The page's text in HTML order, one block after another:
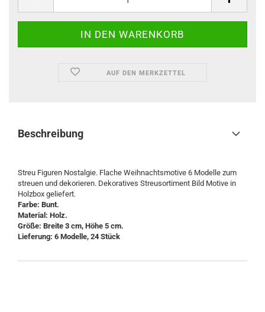
AUF DEN MERKZETTEL
Beschreibung
Streu Figuren Nostalgie. Flache Weihnachtsmotive 6 Modelle zum
streuen und dekorieren. Dekoratives Streusortiment Bild Motive in
Holzbox geliefert.
Farbe: Bunt.
Material: Holz.
Größe: Breite 3 cm, Höhe 5 cm.
Lieferung: 6 Modelle, 24 Stück